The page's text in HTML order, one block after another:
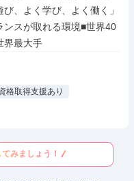
、よく学び、よく働く」
ンスが取れる環境■世界40
界最大手
格取得支援あり
みましょう！